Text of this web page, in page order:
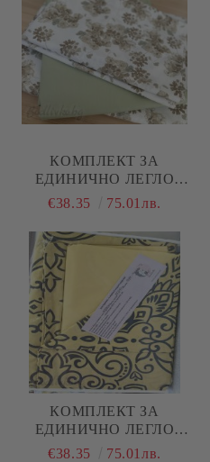
КОМПЛЕКТ ЗА
ЕДИНИЧНО ЛЕГЛО
"БЕЖОВИ ЦВЕТЯ"
€38.35 75.01лв.
КОМПЛЕКТ ЗА
ЕДИНИЧНО ЛЕГЛО
"ЖЪЛТИ ОРНАМЕНТИ"
€38.35 75.01лв.